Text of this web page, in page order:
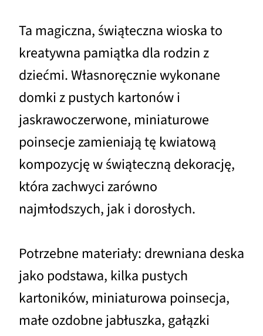
Ta magiczna, świąteczna wioska to
kreatywna pamiątka dla rodzin z
dziećmi. Własnoręcznie wykonane
domki z pustych kartonów i
jaskrawoczerwone, miniaturowe
poinsecje zamieniają tę kwiatową
kompozycję w świąteczną dekorację,
która zachwyci zarówno
najmłodszych, jak i dorosłych.
Potrzebne materiały: drewniana deska
jako podstawa, kilka pustych
kartoników, miniaturowa poinsecja,
małe ozdobne jabłuszka, gałązki